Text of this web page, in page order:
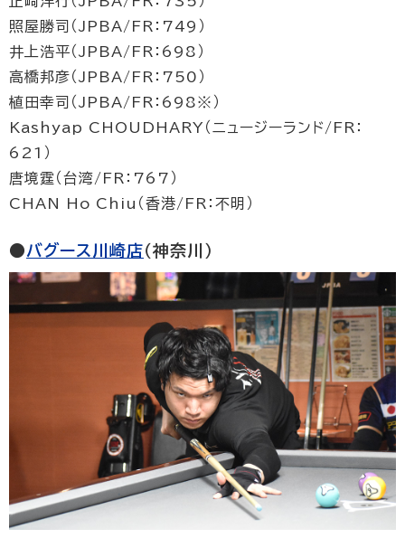
照屋勝司（JPBA/FR：749）
井上浩平（JPBA/FR：698）
高橋邦彦（JPBA/FR：750）
植田幸司（JPBA/FR：698※）
Kashyap CHOUDHARY（ニュージーランド/FR：
621）
唐境霆（台湾/FR：767）
CHAN Ho Chiu（香港/FR：不明）
●バグース川崎店（神奈川）